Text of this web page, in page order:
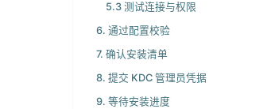
5.3 测试连接与权限
6. 通过配置校验
7. 确认安装清单
8. 提交 KDC 管理员凭据
9. 等待安装进度